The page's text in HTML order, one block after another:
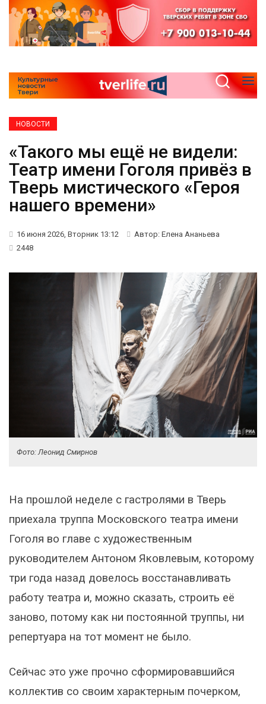
НОВОСТИ
«Такого мы ещё не видели:
Театр имени Гоголя привёз в
Тверь мистического «Героя
нашего времени»
16 июня 2026, Вторник 13:12
Автор: Елена Ананьева
2448
Фото: Леонид Смирнов
На прошлой неделе с гастролями в Тверь
приехала труппа Московского театра имени
Гоголя во главе с художественным
руководителем Антоном Яковлевым, которому
три года назад довелось восстанавливать
работу театра и, можно сказать, строить её
заново, потому как ни постоянной труппы, ни
репертуара на тот момент не было.
Сейчас это уже прочно сформировавшийся
коллектив со своим характерным почерком,